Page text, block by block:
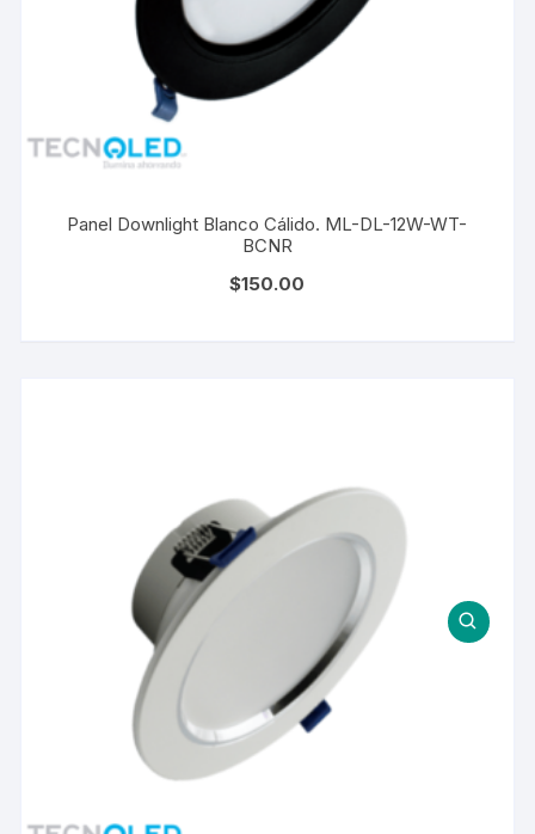
Panel Downlight Blanco Cálido. ML-DL-12W-WT-
BCNR
$150.00